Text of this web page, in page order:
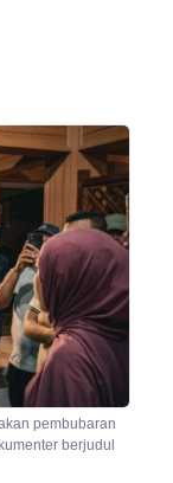
pembubaran
berjudul